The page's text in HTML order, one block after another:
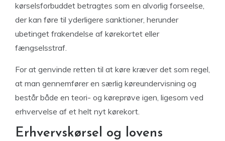
kørselsforbuddet betragtes som en alvorlig forseelse,
der kan føre til yderligere sanktioner, herunder
ubetinget frakendelse af kørekortet eller
fængselsstraf.
For at genvinde retten til at køre kræver det som regel,
at man gennemfører en særlig køreundervisning og
består både en teori- og køreprøve igen, ligesom ved
erhvervelse af et helt nyt kørekort.
Erhvervskørsel og lovens